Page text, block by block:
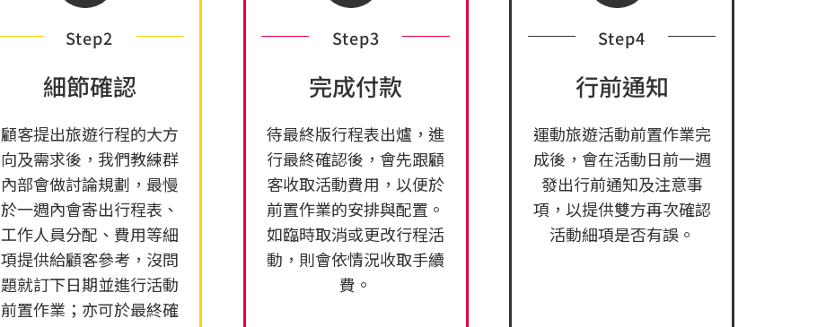
Step2
細節確認
顧客提出旅遊行程的大方
向及需求後，我們教練群
內部會做討論規劃，最慢
於一週內會寄出行程表、
工作人員分配、費用等細
項提供給顧客參考，沒問
題就訂下日期並進行活動
前置作業；亦可於最終確
Step3
完成付款
待最終版行程表出爐，進
行最終確認後，會先跟顧
客收取活動費用，以便於
前置作業的安排與配置。
如臨時取消或更改行程活
動，則會依情況收取手續
費。
Step4
行前通知
運動旅遊活動前置作業完
成後，會在活動日前一週
發出行前通知及注意事
項，以提供雙方再次確認
活動細項是否有誤。